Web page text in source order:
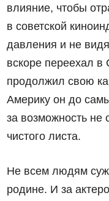
влияние, чтобы
в советской
давления и не
вскоре переехал
продолжил свою
Америку он до
за возможность не
чистого листа.
Не всем людям
родине. И за